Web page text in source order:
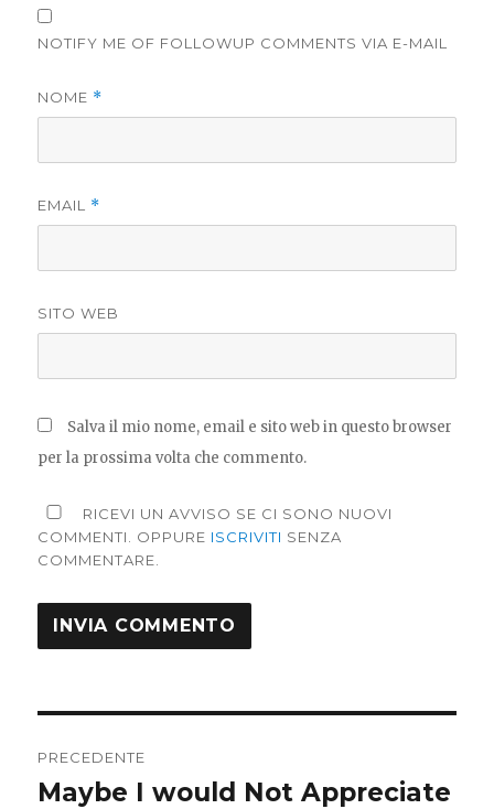
NOTIFY ME OF FOLLOWUP COMMENTS VIA E-MAIL
NOME *
EMAIL *
SITO WEB
Salva il mio nome, email e sito web in questo browser
per la prossima volta che commento.
RICEVI UN AVVISO SE CI SONO NUOVI
COMMENTI. OPPURE ISCRIVITI SENZA
COMMENTARE.
articoli
PRECEDENTE
Articolo
Maybe I would Not Appreciate